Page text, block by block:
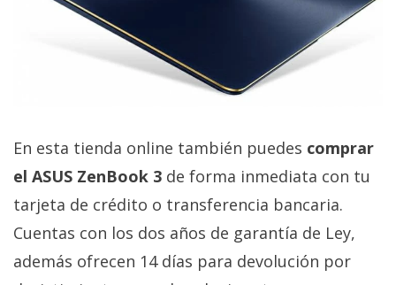
En esta tienda online también puedes comprar
el ASUS ZenBook 3 de forma inmediata con tu
tarjeta de crédito o transferencia bancaria.
Cuentas con los dos años de garantía de Ley,
además ofrecen 14 días para devolución por